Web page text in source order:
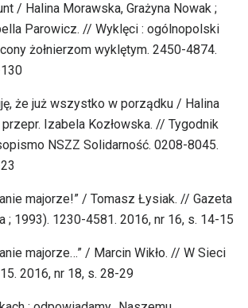
/ Halina Morawska, Grażyna Nowak ;
Parowicz. // Wyklęci : ogólnopolski
żołnierzom wyklętym. 2450-4874.
że już wszystko w porządku / Halina
Izabela Kozłowska. // Tygodnik
NSZZ Solidarność. 0208-8045.
majorze!” / Tomasz Łysiak. // Gazeta
; 1993). 1230-4581. 2016, nr 16, s. 14-15
majorze…” / Marcin Wikło. // W Sieci
2016, nr 18, s. 28-29